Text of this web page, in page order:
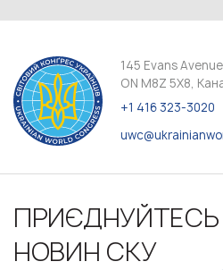
145 Evans
ON M8Z 5X8,
+1 416 323-3020
НОВИН СКУ